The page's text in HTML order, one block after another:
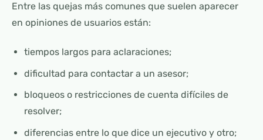
Entre las quejas más comunes que suelen aparecer
en opiniones de usuarios están:
tiempos largos para aclaraciones;
dificultad para contactar a un asesor;
bloqueos o restricciones de cuenta difíciles de
resolver;
diferencias entre lo que dice un ejecutivo y otro;